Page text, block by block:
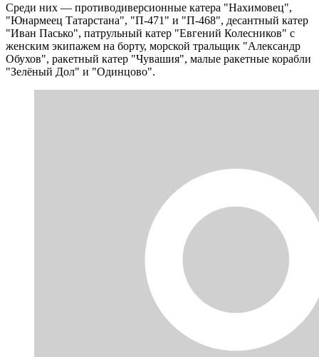
Среди них — противодиверсионные катера "Нахимовец",
"Юнармеец Татарстана", "П-471" и "П-468", десантный катер
"Иван Пасько", патрульный катер "Евгений Колесников" с
женским экипажем на борту, морской тральщик "Александр
Обухов", ракетный катер "Чувашия", малые ракетные корабли
"Зелёный Дол" и "Одинцово".